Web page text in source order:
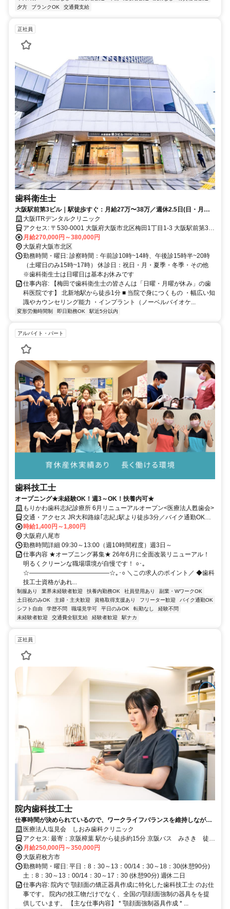
夕方
ブランクOK 交通費支給
正社員
歯科衛生士
大阪駅前第3ビル｜駅徒歩すぐ：月給27万〜38万／週休2.5日(日・月・
平日1日午前）／年間休日135日
大阪ITRデンタルクリニック
アクセス: 〒530-0001 大阪府大阪市北区梅田1丁目1-3 大阪駅前第3ビ
ル1階（南側・2号線沿い） JR東西線「北新地駅」東改札口より 徒歩
1分 Osaka Metro 谷町線「東梅田駅」より 徒歩3分 Osaka Metro 四つ
橋線「西梅田駅」より 徒歩3分 阪神「大阪梅田駅」より 徒歩3分
JR「大阪駅」より 徒歩4分 Osaka Metro 御堂筋線「梅田駅」より 徒
歩5分 阪急「大阪梅田駅」より 徒歩7分 ※雨の日も地下街のディアモ
ールを通れば傘いらずです。 ※梅田・北新地・淀屋橋・本町からは
もちろん、京都・神戸・奈良からも通いやすい立地。
月給270,000円～380,000円
大阪府大阪市北区
勤務時間・曜日: 診察時間：午前診10時~14時、午後診15時半~20時
（土曜日のみ15時~17時） 休診日：祝日・月・夏季・冬季・その他
※歯科衛生士は日曜日は基本お休みです
仕事内容: 【梅田で歯科衛生士の皆さんは「日曜・月曜が休み」の歯
科医院です】 北新地駅から徒歩1分 ■ 当院で身につくもの ・幅広い知
識やカウンセリング能力 ・インプラント（ノーベルバイオケ...
変形労働時間制 即日勤務OK 駅近5分以内
アルバイト・パート
歯科技工士
オープニング★未経験OK！週3～OK！扶養内可★
もりかわ歯科志紀診療所 6月リニューアルオープン<医療法人甦歯会>
交通・アクセス JR大和路線｢志紀｣駅より徒歩3分／バイク通勤OK・
自転車通勤OK・車通勤OK（駐車場自己負担）【アクセス便利！】法
善寺駅21分 恩智駅23分 柏原（大阪府）駅25分 堅下駅26分 柏原南口
駅32分 八尾駅32分 高安駅35分 安堂駅36分 八尾南駅40分
時給1,400円～1,800円
大阪府八尾市
勤務時間詳細 09:30～13:00（週10時間程度）週3日～
仕事内容 ★オープニング募集★ 26年6月に全面改装リニューアル！
明るくクリーンな職場環境が自慢です！ ○･｡
☆―――――――――――――☆｡･○ ＼この求人のポイント／ ◆歯科
技工士資格があれ...
制服あり 業界未経験者歓迎 扶養内勤務OK 社員登用あり
副業・WワークOK
土日祝のみOK
主婦・主夫歓迎 資格取得支援あり フリーター歓迎
バイク通勤OK
シフト自由
学歴不問 職場見学可 平日のみOK 転勤なし
経験不問
未経験者歓迎
交通費全額支給 経験者歓迎 駅ナカ
正社員
院内歯科技工士
仕事時間が決められているので、ワークライフバランスを維持しながら
仕事を楽しめます！
医療法人塩見会 しおみ歯科クリニック
アクセス: 最寄：京阪樟葉 駅から徒歩約15分 京阪バス みさき 徒歩
2分
月給250,000円～350,000円
大阪府枚方市
勤務時間・曜日: 平日：8：30～13：00/14：30～18：30(休憩90分)
土：8：30～13：00/14：30～17：30 (休憩90分) 週休二日
仕事内容: 院内で 顎顔面の矯正器具作成に特化した歯科技工士 のお仕
事です。 院内の技工物だけでなく、全国の顎顔面強制の器具をを提
供しています。 【主な仕事内容】 * 顎顔面強制器具作成 * ...